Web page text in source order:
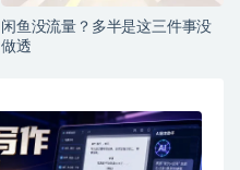
闲鱼没流量？多半是这三件事没
做透